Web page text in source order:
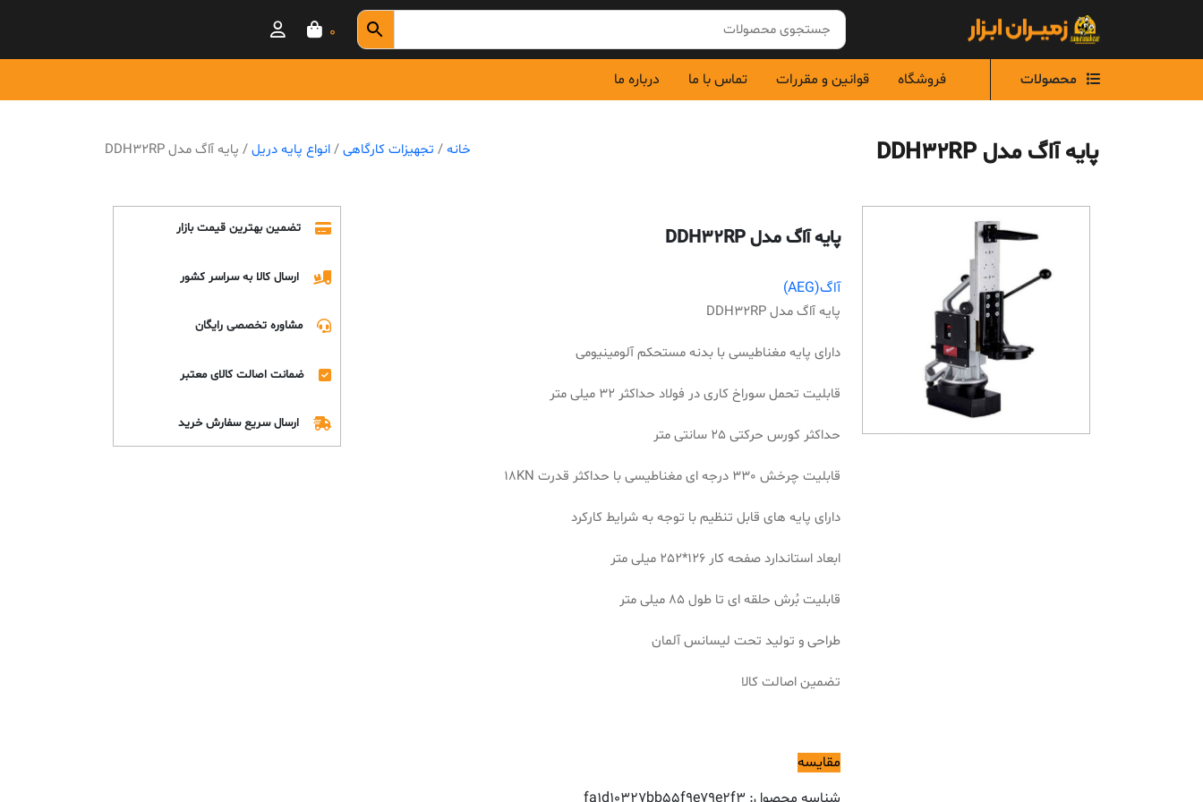
0
محصولات فروشگاه قوانین و مقررات تماس با ما درباره ما
پایه آاگ مدل DDH32RP خانه / تجهیزات کارگاهی /انواع پایه دریل / پایه آاگ مدل DDH32RP
پایه آاگ مدل DDH32RP
آاگ(AEG)
پایه آاگ مدل DDH32RP
دارای پایه مغناطیسی با بدنه مستحکم آلومینیومی
قابلیت تحمل سوراخ کاری در فولاد حداکثر 32 میلی متر
حداکثر کورس حرکتی 25 سانتی متر
قابلیت چرخش 330 درجه ای مغناطیسی با حداکثر قدرت 18KN
دارای پایه های قابل تنظیم با توجه به شرایط کارکرد
ابعاد استاندارد صفحه کار 126*252 میلی متر
قابلیت بُرش حلقه ای تا طول 85 میلی متر
طراحی و تولید تحت لیسانس آلمان
تضمین اصالت کالا
مقایسه
تضمین بهترین قیمت بازار
ارسال کالا به سراسر کشور
مشاوره تخصصی رایگان
ضمانت اصالت کالای معتبر
ارسال سریع سفارش خرید